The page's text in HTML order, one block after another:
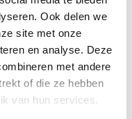
Ook delen we
site met onze
en analyse. Deze
met andere
of die ze hebben
van hun services.
8,59
Bekijk product
Op voorraad